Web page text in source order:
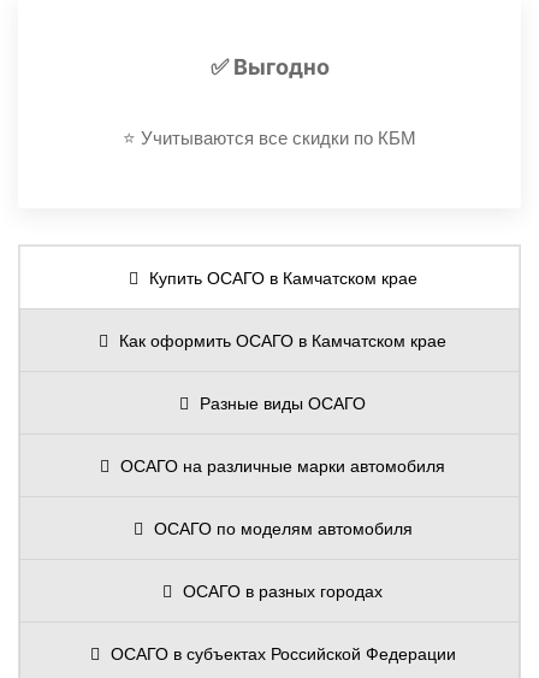
✅ Выгодно
⭐️ Учитываются все скидки по КБМ
Купить ОСАГО в Камчатском крае
Как оформить ОСАГО в Камчатском крае
Разные виды ОСАГО
ОСАГО на различные марки автомобиля
ОСАГО по моделям автомобиля
ОСАГО в разных городах
ОСАГО в субъектах Российской Федерации